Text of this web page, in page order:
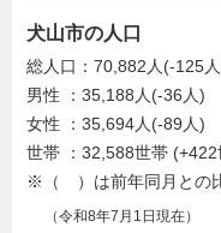
犬山市の人口
総人口：70,882人(-125
男性 ：35,188人(-36人)
女性 ：35,694人(-89人)
世帯 ：32,588世帯 (+422
※（ ）は前年同月との
（令和8年7月1日現在）